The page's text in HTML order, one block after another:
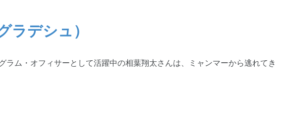
ラデシュ）
ム・オフィサーとして活躍中の相葉翔太さんは、ミャンマーから逃れてき